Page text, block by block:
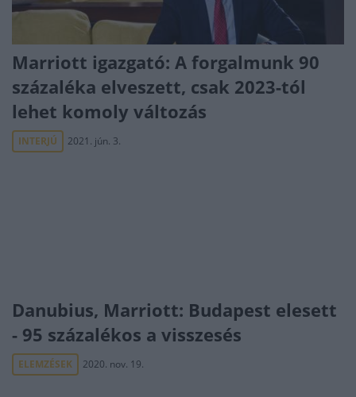
Marriott igazgató: A forgalmunk 90
százaléka elveszett, csak 2023-tól
lehet komoly változás
INTERJÚ 2021. jún. 3.
Danubius, Marriott: Budapest elesett
- 95 százalékos a visszesés
ELEMZÉSEK 2020. nov. 19.